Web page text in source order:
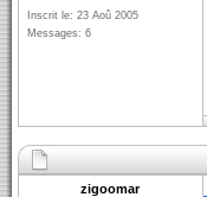
Inscrit le: 23 Aoû 2005
Messages: 6
zigoomar